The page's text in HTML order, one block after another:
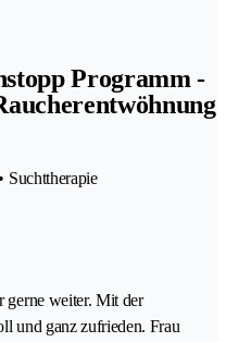
Programm -
Suchttherapie
gerne weiter. Mit der
und ganz zufrieden. Frau